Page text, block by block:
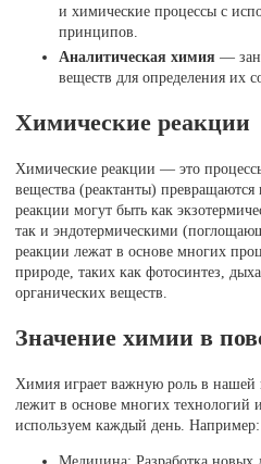
и химические процессы с
принципов.
Аналитическая химия —
веществ для определения их
Химические реакции
Химические реакции — это
вещества (реактанты)
реакции могут быть как
так и эндотермическими
реакции лежат в основе многих
природе, таких как фотосинтез,
органических веществ.
Значение химии в
Химия играет важную роль в
лежит в основе многих технологий
используем каждый день. Например: